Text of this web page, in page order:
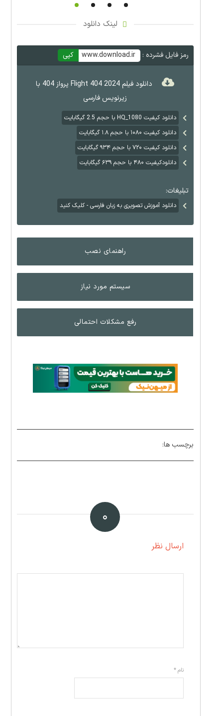
لینک دانلود
رمز فایل فشرده : www.download.ir کپی
دانلود فیلم Flight 404 2024 پرواز 404 با
زیرنویس فارسی
دانلود کیفیت HQ_1080 با حجم 2.5 گیگابایت
دانلود کیفیت ۱۰۸۰ با حجم ۱.۸ گیگابایت
دانلود کیفیت ۷۲۰ با حجم ۹۳۴ گیگابایت
دانلودکیفیت ۴۸۰ با حجم ۶۳۹ گیگابایت
تبلیغات:
دانلود آموزش تصویری به زبان فارسی - کلیک کنید
راهنمای نصب
سیستم مورد نیاز
رفع مشکلات احتمالی
برچسب ها:
۰
ارسال نظر
نام*